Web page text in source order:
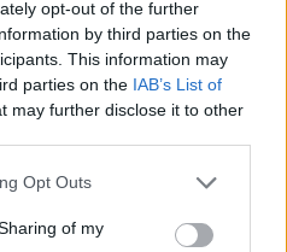
opt-out of the further
by third parties on the
This information may
parties on the IAB’s List of
may further disclose it to other
Opt Outs
of my